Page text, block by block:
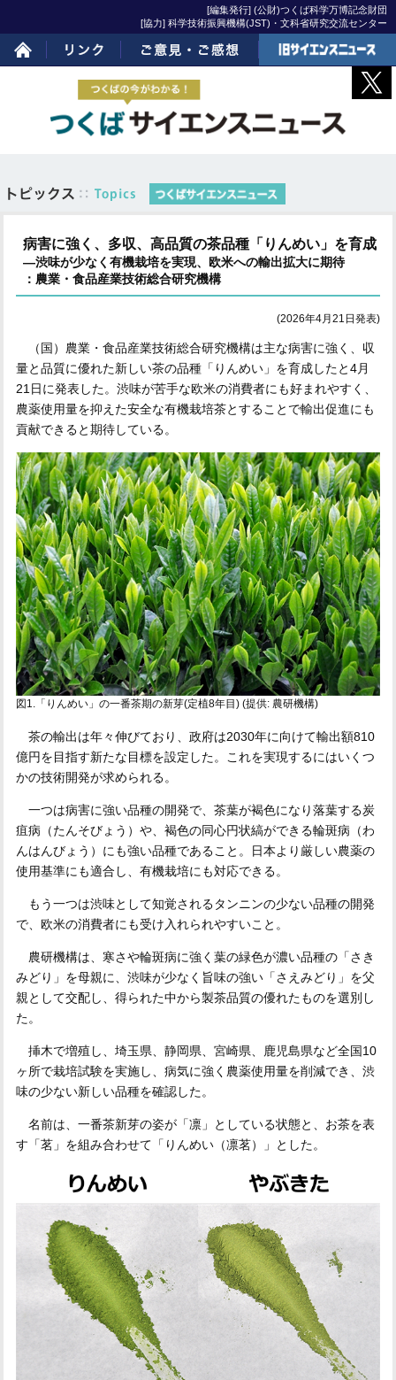
[編集発行] (公財)つくば科学万博記念財団
[協力] 科学技術振興機構(JST)・文科省研究交流センター
ホーム リンク ご意見・ご感想
旧サイエンスニュー
病害に強く、多収、高品質の茶品種「りんめい」を育成
―渋味が少なく有機栽培を実現、欧米への輸出拡大に期待
：農業・食品産業技術総合研究機構
(2026年4月21日発表)
（国）農業・食品産業技術総合研究機構は主な病害に強く、収
量と品質に優れた新しい茶の品種「りんめい」を育成したと4月
21日に発表した。渋味が苦手な欧米の消費者にも好まれやすく、
農薬使用量を抑えた安全な有機栽培茶とすることで輸出促進にも
貢献できると期待している。
図1.「りんめい」の一番茶期の新芽(定植8年目) (提供: 農研機構)
茶の輸出は年々伸びており、政府は2030年に向けて輸出額810
億円を目指す新たな目標を設定した。これを実現するにはいくつ
かの技術開発が求められる。
一つは病害に強い品種の開発で、茶葉が褐色になり落葉する炭
疽病（たんそびょう）や、褐色の同心円状縞ができる輪斑病（わ
んはんびょう）にも強い品種であること。日本より厳しい農薬の
使用基準にも適合し、有機栽培にも対応できる。
もう一つは渋味として知覚されるタンニンの少ない品種の開発
で、欧米の消費者にも受け入れられやすいこと。
農研機構は、寒さや輪斑病に強く葉の緑色が濃い品種の「さき
みどり」を母親に、渋味が少なく旨味の強い「さえみどり」を父
親として交配し、得られた中から製茶品質の優れたものを選別し
た。
挿木で増殖し、埼玉県、静岡県、宮崎県、鹿児島県など全国10
ヶ所で栽培試験を実施し、病気に強く農薬使用量を削減でき、渋
味の少ない新しい品種を確認した。
名前は、一番茶新芽の姿が「凛」としている状態と、お茶を表
す「茗」を組み合わせて「りんめい（凛茗）」とした。